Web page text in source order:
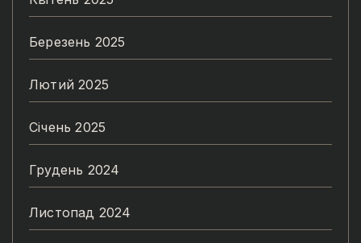
Березень 2025
Лютий 2025
Січень 2025
Грудень 2024
Листопад 2024